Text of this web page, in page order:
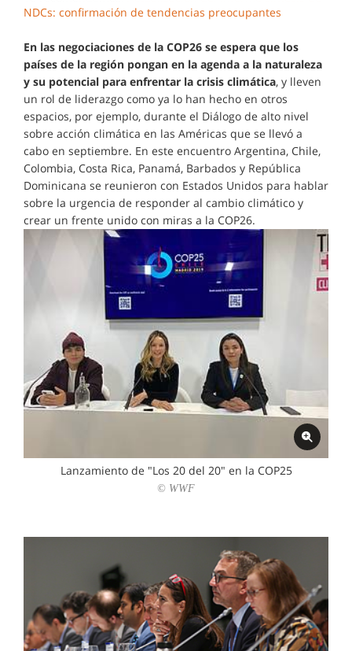
NDCs: confirmación de tendencias preocupantes
En las negociaciones de la COP26 se espera que los
países de la región pongan en la agenda a la naturaleza
y su potencial para enfrentar la crisis climática, y lleven
un rol de liderazgo como ya lo han hecho en otros
espacios, por ejemplo, durante el Diálogo de alto nivel
sobre acción climática en las Américas que se llevó a
cabo en septiembre. En este encuentro Argentina, Chile,
Colombia, Costa Rica, Panamá, Barbados y República
Dominicana se reunieron con Estados Unidos para hablar
sobre la urgencia de responder al cambio climático y
crear un frente unido con miras a la COP26.
Lanzamiento de "Los 20 del 20" en la COP25
© WWF